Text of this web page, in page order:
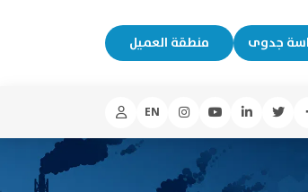
جدوى منطقة العميل
EN